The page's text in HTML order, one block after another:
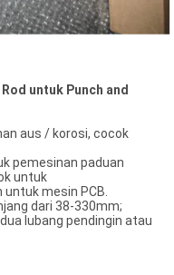
untuk Punch and
aus / korosi, cocok
pemesinan paduan
untuk
mesin PCB.
dari 38-330mm;
lubang pendingin atau